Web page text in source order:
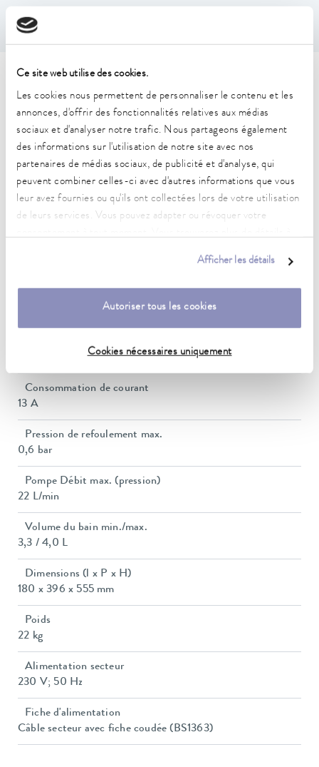
Ce site web utilise des cookies.
Les cookies nous permettent de personnaliser le contenu et les
annonces, d'offrir des fonctionnalités relatives aux médias
sociaux et d'analyser notre trafic. Nous partageons également
des informations sur l'utilisation de notre site avec nos
partenaires de médias sociaux, de publicité et d'analyse, qui
peuvent combiner celles-ci avec d'autres informations que vous
leur avez fournies ou qu'ils ont collectées lors de votre utilisation
de leurs services. Vous pouvez adapter ou révoquer votre
Afficher les détails
Autoriser tous les cookies
Cookies nécessaires uniquement
Caractéristiques techniques
(selon DIN 12876)
Plage de température de fonctionnement
Plage de température ambiante
5 ... 40 °C
Puissance absorbée max.
Consommation de courant
13 A
Pression de refoulement max.
0,6 bar
Pompe Débit max. (pression)
22 L/min
Volume du bain min./max.
3,3 / 4,0 L
Dimensions (l x P x H)
180 x 396 x 555 mm
Poids
22 kg
Alimentation secteur
230 V; 50 Hz
Fiche d'alimentation
Câble secteur avec fiche coudée (BS1363)